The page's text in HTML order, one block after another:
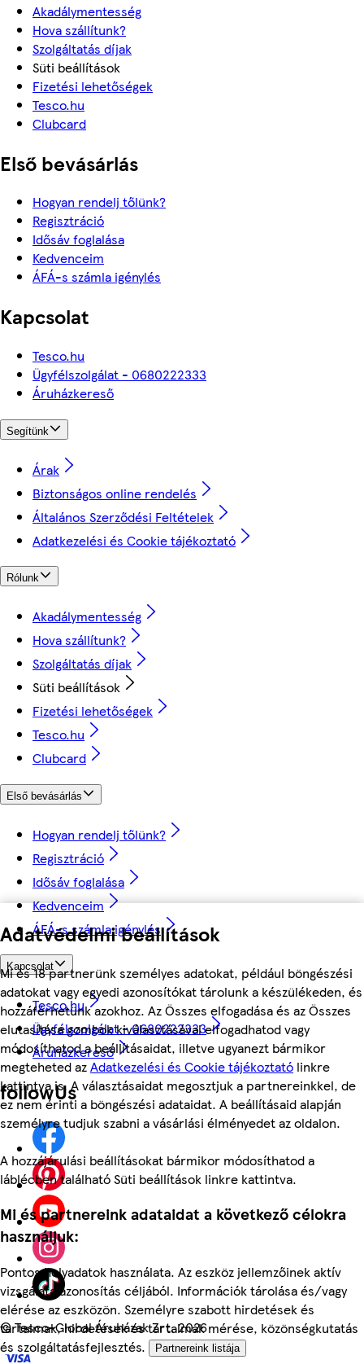
Adatvédelmi beállítások
Mi és 18 partnerünk személyes adatokat, például böngészési
adatokat vagy egyedi azonosítókat tárolunk a készülékeden, és
hozzáférhetünk azokhoz. Az Összes elfogadása és az Összes
elutasítása gombok kiválasztásával elfogadhatod vagy
módosíthatod a beállításaidat, illetve ugyanezt bármikor
megteheted azAdatkezelési és Cookie tájékoztató linkre
kattintva is. A választásaidat megosztjuk a partnereinkkel, de
ez nem érinti a böngészési adataidat. A beállításaid alapján
személyre tudjuk szabni a vásárlási élményedet az oldalon.
A hozzájárulási beállításokat bármikor módosíthatod a
láblécben található Süti beállítások linkre kattintva.
Mi és partnereink adataidat a következő célokra
használjuk:
Pontos helyadatok használata. Az eszköz jellemzőinek aktív
vizsgálata azonosítás céljából. Információk tárolása és/vagy
elérése az eszközön. Személyre szabott hirdetések és
tartalmak, hirdetések és tartalmak mérése, közönségkutatás
és szolgáltatásfejlesztés.
Partnereink listája
Akadálymentesség
Hova szállítunk?
Szolgáltatás díjak
Süti beállítások
Fizetési lehetőségek
Tesco.hu
Clubcard
Első bevásárlás
Hogyan rendelj tőlünk?
Regisztráció
Idősáv foglalása
Kedvenceim
ÁFÁ-s számla igénylés
Kapcsolat
Tesco.hu
Ügyfélszolgálat - 0680222333
Áruházkereső
Segítünk
Árak
Biztonságos online rendelés
Általános Szerződési Feltételek
Adatkezelési és Cookie tájékoztató
Rólunk
Akadálymentesség
Hova szállítunk?
Szolgáltatás díjak
Süti beállítások
Fizetési lehetőségek
Tesco.hu
Clubcard
Első bevásárlás
Hogyan rendelj tőlünk?
Regisztráció
Idősáv foglalása
Kedvenceim
ÁFÁ-s számla igénylés
Kapcsolat
Tesco.hu
Ügyfélszolgálat - 0680222333
Áruházkereső
followUs
©Tesco-Global Áruházak Zrt. 2026